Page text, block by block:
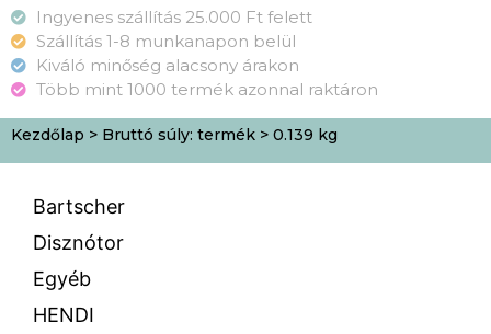
Ingyenes szállítás 25.000 Ft felett
Szállítás 1-8 munkanapon belül
Kiváló minőség alacsony árakon
Több mint 1000 termék azonnal raktáron
Kezdőlap > Bruttó súly: termék > 0.139 kg
Bartscher
Disznótor
Egyéb
HENDI